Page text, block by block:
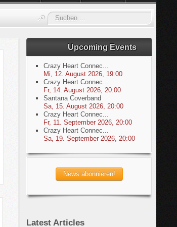
Suchen
...
Upcoming Events
Crazy Heart Connec...
Mi, 12. August 2026 19:00
Crazy Heart Connec...
Fr, 14. August 2026 20:00
Santana Coverband
Sa, 15. August 2026 20:00
Crazy Heart Connec...
Fr, 11. September 2026 20:00
Crazy Heart Connec...
Sa, 19. September 2026 20:00
Latest Articles